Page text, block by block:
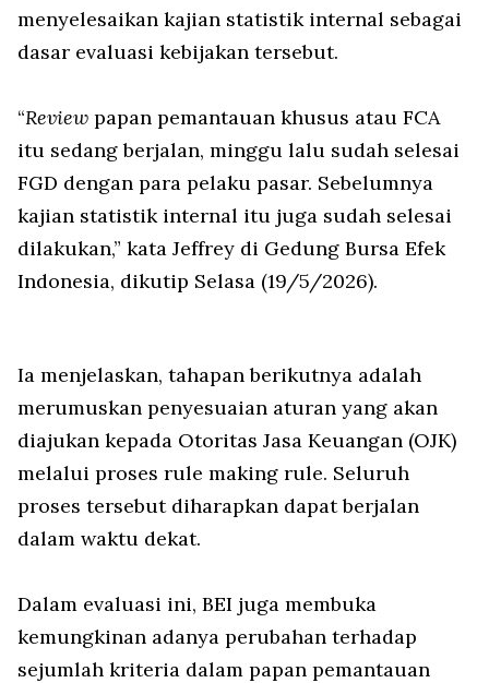
menyelesaikan kajian statistik internal sebagai
dasar evaluasi kebijakan tersebut.
“Review papan pemantauan khusus atau FCA
itu sedang berjalan, minggu lalu sudah selesai
FGD dengan para pelaku pasar. Sebelumnya
kajian statistik internal itu juga sudah selesai
dilakukan,” kata Jeffrey di Gedung Bursa Efek
Indonesia, dikutip Selasa (19/5/2026).
Ia menjelaskan, tahapan berikutnya adalah
merumuskan penyesuaian aturan yang akan
diajukan kepada Otoritas Jasa Keuangan (OJK)
melalui proses rule making rule. Seluruh
proses tersebut diharapkan dapat berjalan
dalam waktu dekat.
Dalam evaluasi ini, BEI juga membuka
kemungkinan adanya perubahan terhadap
sejumlah kriteria dalam papan pemantauan